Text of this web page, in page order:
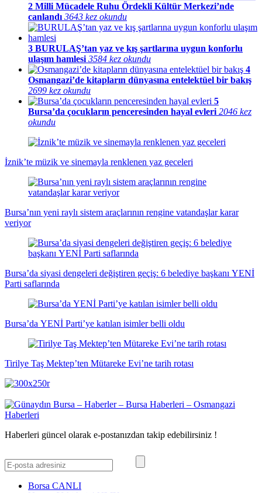
2 Milli Mücadele Ruhu Ördekli Kültür Merkezi’nde
canlandı 3643 kez okundu
3 BURULAŞ’tan yaz ve kış şartlarına uygun konforlu
ulaşım hamlesi 3584 kez okundu
4
Osmangazi’de kitapların dünyasına entelektüel bir bakış
2699 kez okundu
5
Bursa’da çocukların penceresinden hayal evleri 2046 kez
okundu
İznik’te müzik ve sinemayla renklenen yaz geceleri
Bursa’nın yeni raylı sistem araçlarının rengine vatandaşlar karar
veriyor
Bursa’da siyasi dengeleri değiştiren geçiş: 6 belediye başkanı YENİ
Parti saflarında
Bursa’da YENİ Parti’ye katılan isimler belli oldu
Tirilye Taş Mektep’ten Mütareke Evi’ne tarih rotası
Haberleri güncel olarak e-postanızdan takip edebilirsiniz !
Borsa CANLI